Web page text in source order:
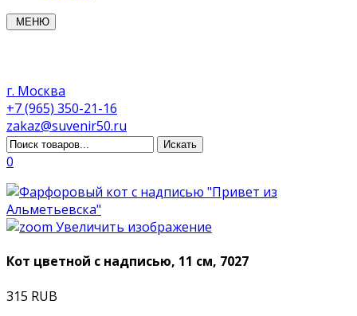
МЕНЮ
г. Москва
+7 (965) 350-21-16
zakaz@suvenir50.ru
0
Увеличить изображение
Кот цветной с надписью, 11 см, 7027
315 RUB